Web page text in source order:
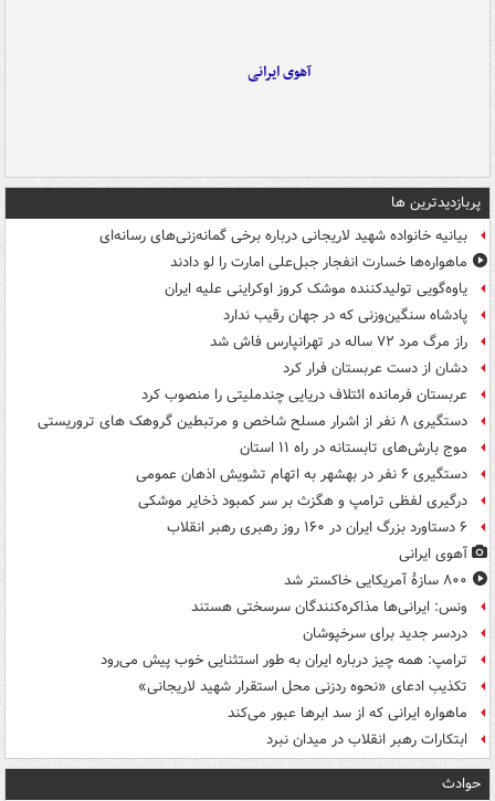
آهوی ایرانی
پربازدیدترین ها
بیانیه خانواده شهید لاریجانی درباره برخی گمانه‌زنی‌های رسانه‌ای
ماهواره‌ها خسارت انفجار جبل‌علی امارت را لو دادند
یاوه‌گویی تولیدکننده موشک کروز اوکراینی علیه ایران
پادشاه سنگین‌وزنی که در جهان رقیب ندارد
راز مرگ مرد ۷۲ ساله در تهرانپارس فاش شد
دشان از دست عربستان فرار کرد
عربستان فرمانده ائتلاف دریایی چندملیتی را منصوب کرد
دستگیری ۸ نفر از اشرار مسلح شاخص و مرتبطین گروهک های تروریستی
موج بارش‌های تابستانه در راه ۱۱ استان
دستگیری ۶ نفر در بهشهر به اتهام تشویش اذهان عمومی
درگیری لفظی ترامپ و هگزث بر سر کمبود ذخایر موشکی
۶ دستاورد بزرگ ایران در ۱۶۰ روز رهبری رهبر انقلاب
آهوی ایرانی
۸۰۰ سازۀ آمریکایی خاکستر شد
ونس: ایرانی‌ها مذاکره‌کنندگان سرسختی هستند
دردسر جدید برای سرخپوشان
ترامپ: همه چیز درباره ایران به طور استثنایی خوب پیش می‌رود
تکذیب ادعای «نحوه ردزنی محل استقرار شهید لاریجانی»
ماهواره ایرانی که از سد ابرها عبور می‌کند
ابتکارات رهبر انقلاب در میدان نبرد
حوادث